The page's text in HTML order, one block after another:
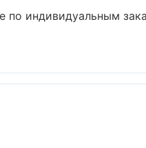
индивидуальным